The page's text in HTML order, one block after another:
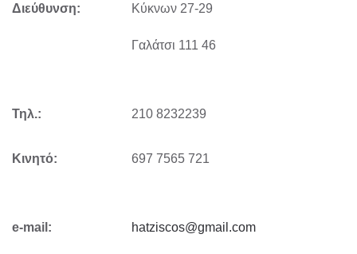
Διεύθυνση: Kύκνων 27-29
Γαλάτσι 111 46
Τηλ.: 210 8232239
Κινητό: 697 7565 721
e-mail: hatziscos@gmail.com